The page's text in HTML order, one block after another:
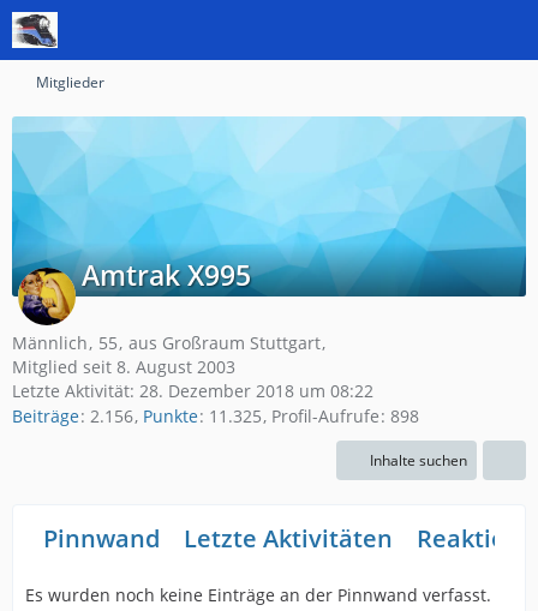
Mitglieder
Amtrak X995
Männlich 55 aus Großraum Stuttgart
Mitglied seit 8. August 2003
Letzte Aktivität: 28. Dezember 2018 um 08:22
Beiträge 2.156 Punkte 11.325 Profil-Aufrufe 898
Inhalte suchen
Pinnwand Letzte Aktivitäten
Es wurden noch keine Einträge an der Pinnwand verfasst.